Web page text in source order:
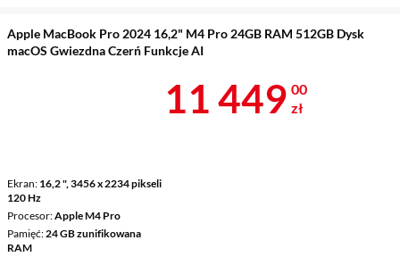
Apple MacBook Pro 2024 16,2" M4 Pro 24GB RAM 512GB Dysk
macOS Gwiezdna Czerń Funkcje AI
Ekran 16,2 ", 3456 x 2234 pikseli
120 Hz
Procesor Apple M4 Pro
Pamięć 24 GB zunifikowana
RAM
Cena 11 449
11 449 00
zł